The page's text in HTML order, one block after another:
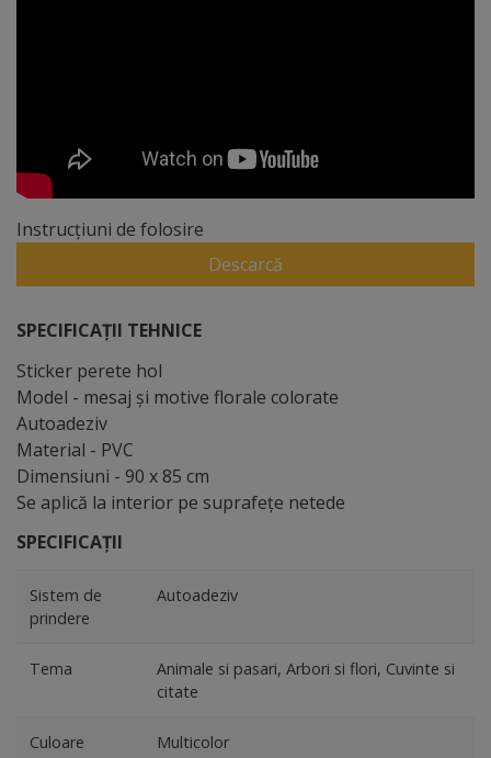
Instrucțiuni de folosire
Descarcă
SPECIFICAȚII TEHNICE
Sticker perete hol
Model - mesaj şi motive florale colorate
Autoadeziv
Material - PVC
Dimensiuni - 90 x 85 cm
Se aplică la interior pe suprafeţe netede
SPECIFICAȚII
Sistem de
prindere
Autoadeziv
Tema
Animale si pasari, Arbori si flori, Cuvinte si
citate
Culoare Multicolor